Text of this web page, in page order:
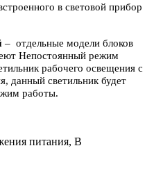
в световой прибор
– отдельные модели блоков
Непостоянный режим
рабочего освещения с
данный светильник будет
работы.
питания, В